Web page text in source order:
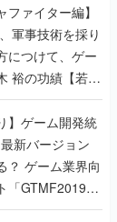
ファイター編】
軍事技術を採り
につけて、ゲー
裕の功績【若ゲ
】ゲーム開発統
新バージョン
？ ゲーム業界向
「GTMF2019」
よう【PR】